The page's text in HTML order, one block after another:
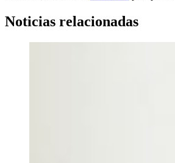
Noticias relacionadas